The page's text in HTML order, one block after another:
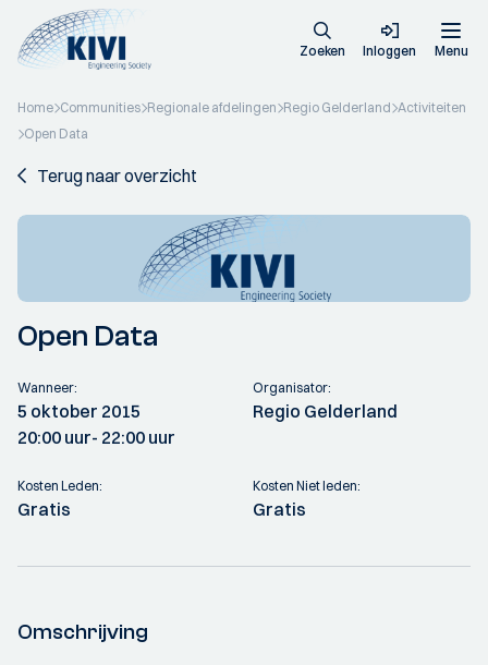
Zoeken Inloggen Menu
Home Communities Regionale afdelingen Regio Gelderland Activiteiten
Open Data
Terug naar overzicht
Open Data
Wanneer:
5 oktober 2015
20:00 uur- 22:00 uur
Organisator:
Regio Gelderland
Kosten Leden:
Gratis
Kosten Niet leden:
Gratis
Omschrijving